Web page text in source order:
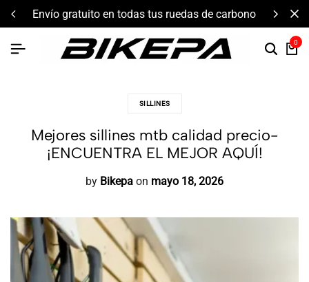
de carbono componentes de alto rendimiento y
0
SILLINES
Mejores sillines mtb calidad precio-
¡ENCUENTRA EL MEJOR AQUÍ!
by Bikepa on mayo 18, 2026